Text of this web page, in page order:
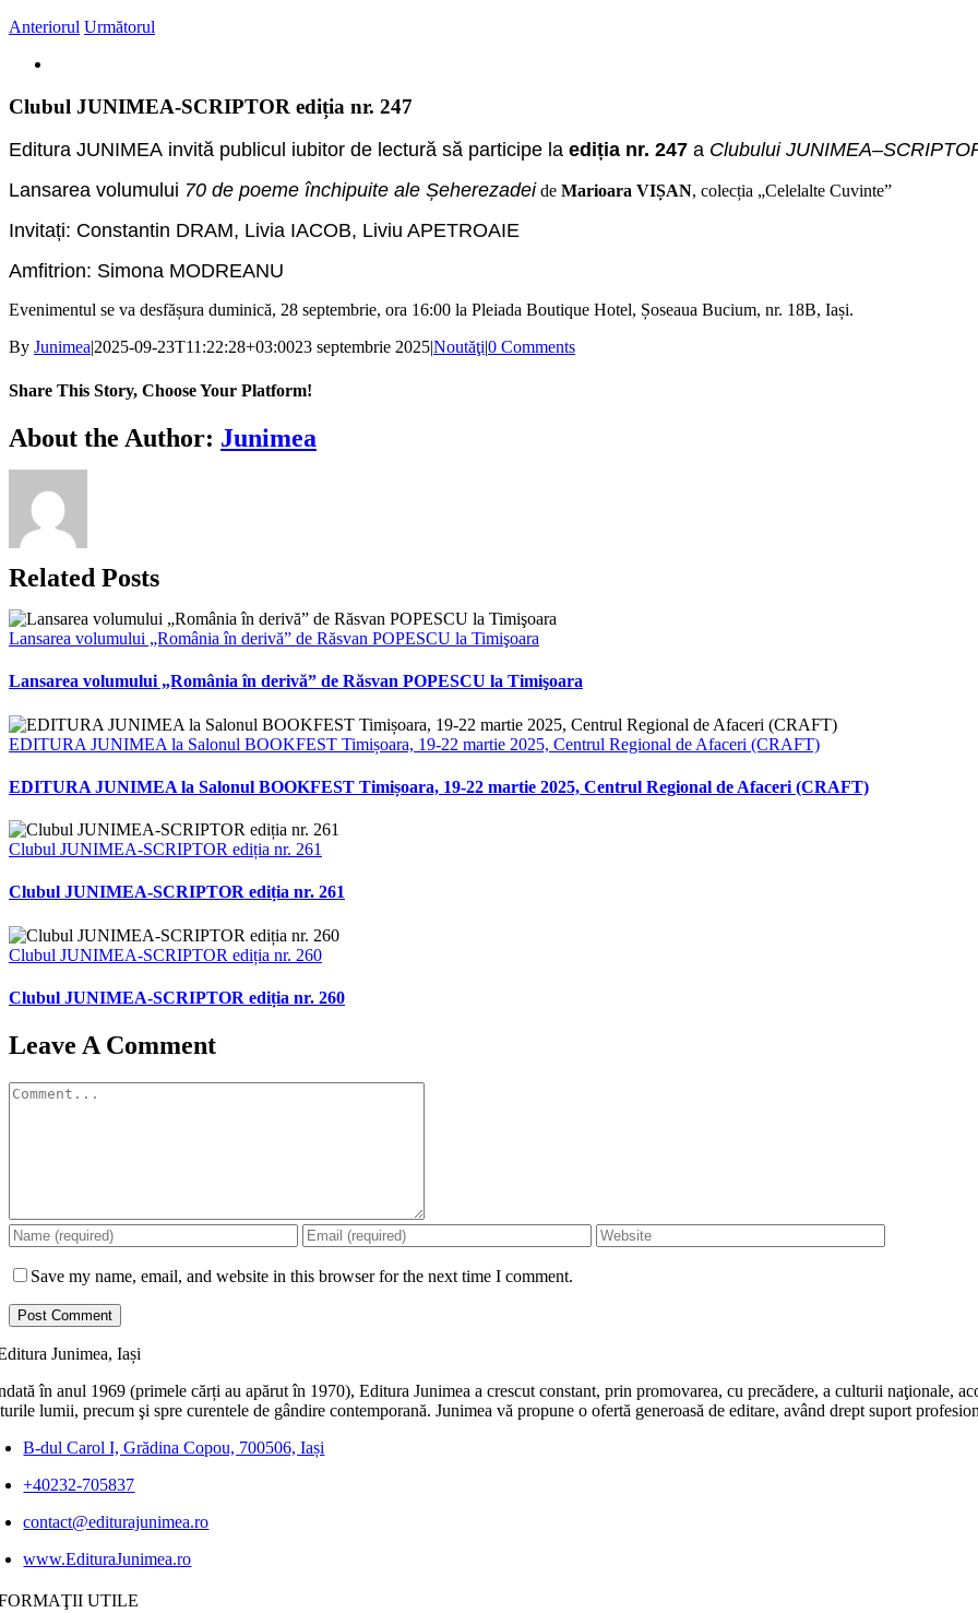
Anteriorul Următorul
Image
Clubul JUNIMEA-SCRIPTOR ediția nr. 247
Editura JUNIMEA invită publicul iubitor de lectură să participe la ediția nr. 247 a Clubului JUNIMEA–
Lansarea volumului 70 de poeme închipuite ale Șeherezadei de Marioara VIȘAN, colecția „Celelalte Cuvinte”
Invitați: Constantin DRAM, Livia IACOB, Liviu APETROAIE
Amfitrion: Simona MODREANU
Evenimentul se va desfășura duminică, 28 septembrie, ora 16:00 la Pleiada Boutique Hotel, Șoseaua Bucium, nr. 18B, Iași.
By Junimea|2025-09-23T11:22:28+03:0023 septembrie 2025|Noutăţi|0 Comments
Share This Story, Choose Your Platform!
Facebook
X
Bluesky
Reddit
LinkedIn
WhatsApp
Telegram
Tumblr
Xing
Email
Copy
Link
About the Author: Junimea
Related Posts
Lansarea volumului „România în derivă” de Răsvan POPESCU la Timişoara
Lansarea volumului „România în derivă” de Răsvan POPESCU la Timişoara
EDITURA JUNIMEA la Salonul BOOKFEST Timișoara, 19-22 martie 2025, Centrul Regional de Afaceri (CRAFT)
EDITURA JUNIMEA la Salonul BOOKFEST Timișoara, 19-22 martie 2025, Centrul Regional de Afaceri (CRAFT)
Clubul JUNIMEA-SCRIPTOR ediția nr. 261
Clubul JUNIMEA-SCRIPTOR ediția nr. 261
Clubul JUNIMEA-SCRIPTOR ediția nr. 260
Clubul JUNIMEA-SCRIPTOR ediția nr. 260
Leave A Comment
Comment
Save my name, email, and website in this browser for the next time I comment.
în anul 1969 (primele cărți au apărut în 1970), Editura Junimea a crescut constant, prin promovarea, cu precădere, a culturii naţionale,
lumii, precum şi spre curentele de gândire contemporană. Junimea vă propune o ofertă generoasă de editare, având drept suport
B-dul Carol I, Grădina Copou, 700506, Iași
+40232-705837
contact@editurajunimea.ro
www.EdituraJunimea.ro
UTILE